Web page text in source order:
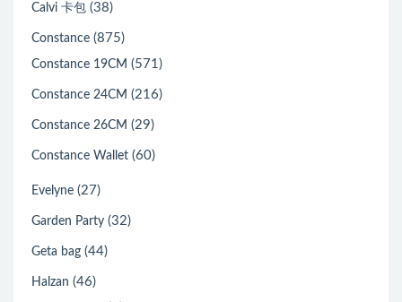
Calvi 卡包 (38)
Constance (875)
Constance 19CM (571)
Constance 24CM (216)
Constance 26CM (29)
Constance Wallet (60)
Evelyne (27)
Garden Party (32)
Geta bag (44)
Halzan (46)